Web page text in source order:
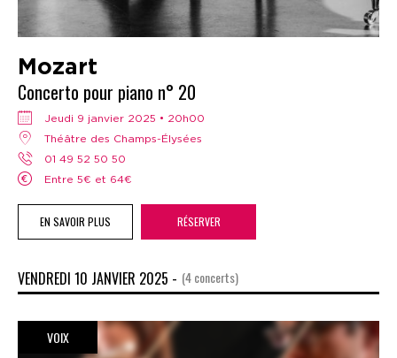
Mozart
Concerto pour piano n° 20
jeudi 9 janvier 2025 • 20h00
Théâtre des Champs-Élysées
01 49 52 50 50
Entre 5€ et 64€
EN SAVOIR PLUS RÉSERVER
VENDREDI 10 JANVIER 2025 - (4 concerts)
VOIX